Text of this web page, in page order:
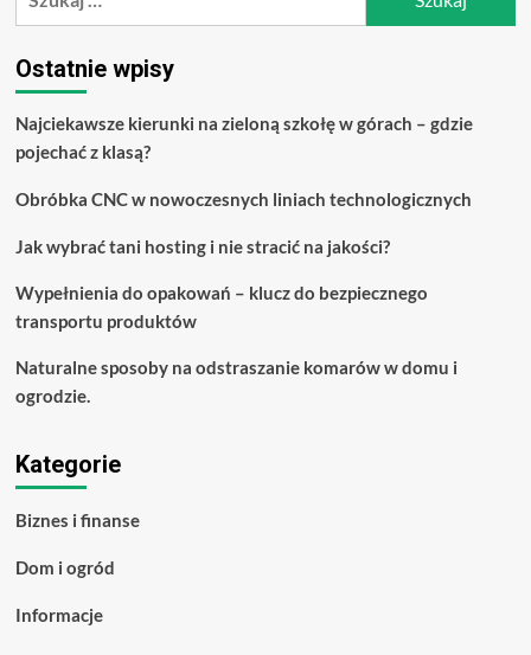
w
Dubai
Club
Ostatnie wpisy
Najciekawsze kierunki na zieloną szkołę w górach – gdzie
pojechać z klasą?
Obróbka CNC w nowoczesnych liniach technologicznych
Jak wybrać tani hosting i nie stracić na jakości?
Wypełnienia do opakowań – klucz do bezpiecznego
transportu produktów
Naturalne sposoby na odstraszanie komarów w domu i
ogrodzie.
Kategorie
Biznes i finanse
Dom i ogród
Informacje